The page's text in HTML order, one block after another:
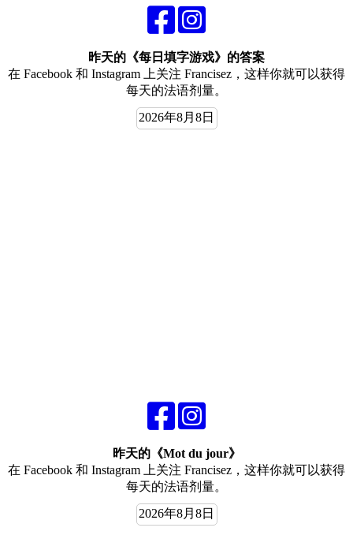
昨天的《每日填字游戏》的答案
在 Facebook 和 Instagram 上关注 Francisez，这样你就可以获得
每天的法语剂量。
2026年8月8日
昨天的《Mot du jour》
在 Facebook 和 Instagram 上关注 Francisez，这样你就可以获得
每天的法语剂量。
2026年8月8日